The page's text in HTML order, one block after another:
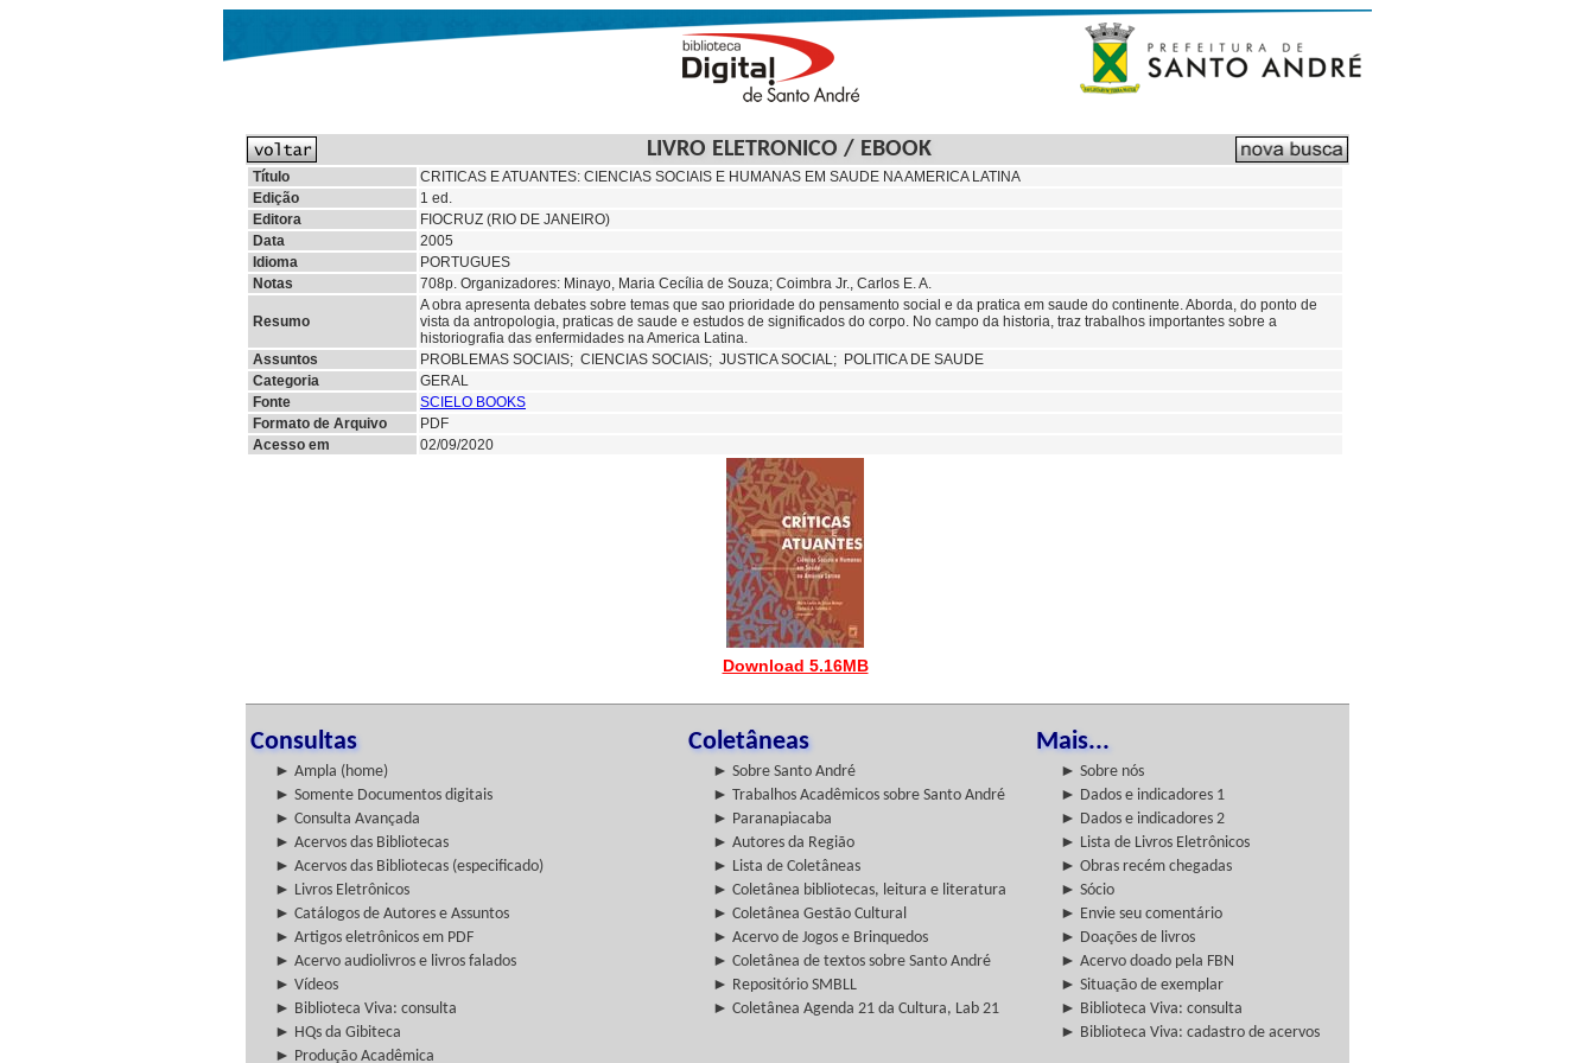
LIVRO ELETRONICO / EBOOK
Título
CRITICAS E ATUANTES: CIENCIAS SOCIAIS E HUMANAS EM SAUDE NA AMERICA LATINA
Edição
1 ed.
Editora
FIOCRUZ (RIO DE JANEIRO)
Data
2005
Idioma
PORTUGUES
Notas
708p. Organizadores: Minayo, Maria Cecília de Souza; Coimbra Jr., Carlos E. A.
Resumo
A obra apresenta debates sobre temas que sao prioridade do pensamento social e da pratica em saude do continente. Aborda, do ponto de
vista da antropologia, praticas de saude e estudos de significados do corpo. No campo da historia, traz trabalhos importantes sobre a
historiografia das enfermidades na America Latina.
Assuntos
PROBLEMAS SOCIAIS; CIENCIAS SOCIAIS; JUSTICA SOCIAL; POLITICA DE SAUDE
Categoria
GERAL
Fonte
SCIELO BOOKS
Formato de Arquivo
PDF
Acesso em
02/09/2020
Download 5.16MB
Consultas Coletâneas Mais...
► Ampla (home) ► Sobre Santo André
► Sobre nós
► Somente Documentos digitais
► Trabalhos Acadêmicos sobre Santo André
► Dados e indicadores 1
► Consulta Avançada
► Paranapiacaba
► Dados e indicadores 2
► Acervos das Bibliotecas
► Autores da Região
► Lista de Livros Eletrônicos
► Acervos das Bibliotecas (especificado)
► Lista de Coletâneas
► Obras recém chegadas
► Livros Eletrônicos
► Coletânea bibliotecas, leitura e literatura
► Sócio
► Catálogos de Autores e Assuntos
► Coletânea Gestão Cultural
► Envie seu comentário
► Artigos eletrônicos em PDF
► Acervo de Jogos e Brinquedos
► Doações de livros
► Acervo audiolivros e livros falados
► Coletânea de textos sobre Santo André
► Acervo doado pela FBN
► Vídeos
► Repositório SMBLL
► Situação de exemplar
► Biblioteca Viva: consulta
► Coletânea Agenda 21 da Cultura, Lab 21
► Biblioteca Viva: consulta
► HQs da Gibiteca
► Biblioteca Viva: cadastro de acervos
► Produção Acadêmica